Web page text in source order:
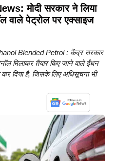
मोदी सरकार ने लिया
वाले पेट्रोल पर एक्साइज
Blended Petrol : केंद्र सरकार
मिलाकर तैयार किए जाने वाले ईंधन
दिया है, जिसके लिए अधिसूचना भी